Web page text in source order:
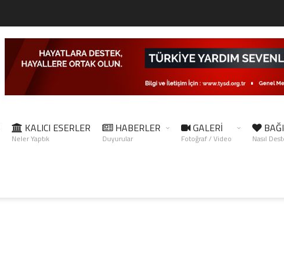
KALICI ESERLER
Neler Yaptık
HABERLER
Duyurular
GALERİ
Fotoğraf / Video Nasıl